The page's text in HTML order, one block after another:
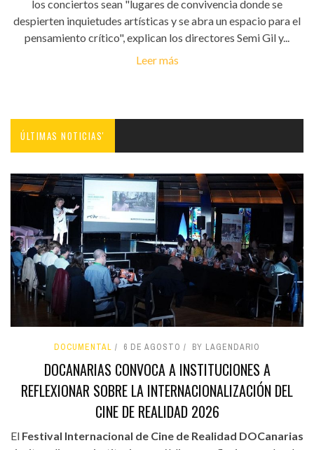
los conciertos sean "lugares de convivencia donde se
despierten inquietudes artísticas y se abra un espacio para el
pensamiento crítico", explican los directores Semi Gil y...
Leer más
ÚLTIMAS NOTICIAS'
DOCUMENTAL 6 DE AGOSTO BY LAGENDARIO
DOCANARIAS CONVOCA A INSTITUCIONES A
REFLEXIONAR SOBRE LA INTERNACIONALIZACIÓN DEL
CINE DE REALIDAD 2026
El Festival Internacional de Cine de Realidad DOCanarias